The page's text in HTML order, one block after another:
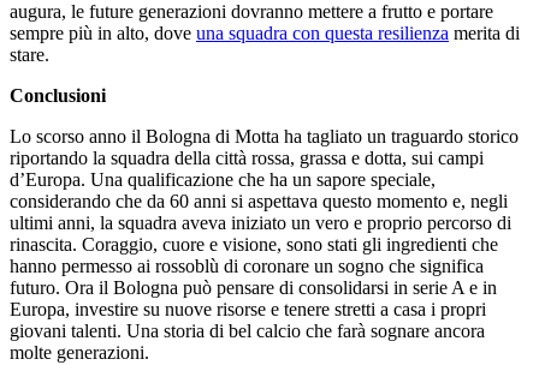
augura, le future generazioni dovranno mettere a frutto e portare
sempre più in alto, dove una squadra con questa resilienza merita di
stare.
Conclusioni
Lo scorso anno il Bologna di Motta ha tagliato un traguardo storico
riportando la squadra della città rossa, grassa e dotta, sui campi
d’Europa. Una qualificazione che ha un sapore speciale,
considerando che da 60 anni si aspettava questo momento e, negli
ultimi anni, la squadra aveva iniziato un vero e proprio percorso di
rinascita. Coraggio, cuore e visione, sono stati gli ingredienti che
hanno permesso ai rossoblù di coronare un sogno che significa
futuro. Ora il Bologna può pensare di consolidarsi in serie A e in
Europa, investire su nuove risorse e tenere stretti a casa i propri
giovani talenti. Una storia di bel calcio che farà sognare ancora
molte generazioni.